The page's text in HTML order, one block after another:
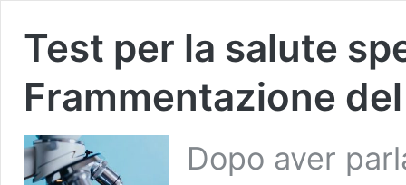
Test per la salute
Frammentazione
Dopo aver